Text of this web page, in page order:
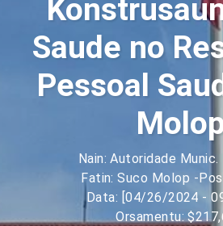
Saude no
Pessoal
Nain: Autoridade
Fatin: Suco Molop -
Data: [04/26/2024 -
Orsamentu: